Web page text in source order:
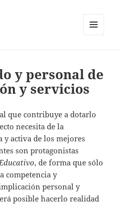
y personal de
y servicios
que contribuye a dotarlo
necesita de la
activa de los mejores
son protagonistas
, de forma que sólo
competencia y
personal y
posible hacerlo realidad